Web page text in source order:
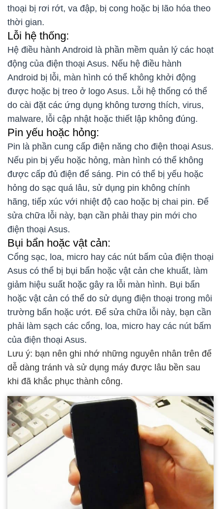
thoại bị rơi rớt, va đập, bị cong hoặc bị lão hóa theo
thời gian.
Lỗi hệ thống:
Hệ điều hành Android là phần mềm quản lý các hoạt
động của điện thoại Asus. Nếu hệ điều hành
Android bị lỗi, màn hình có thể không khởi động
được hoặc bị treo ở logo Asus. Lỗi hệ thống có thể
do cài đặt các ứng dụng không tương thích, virus,
malware, lỗi cập nhật hoặc thiết lập không đúng.
Pin yếu hoặc hỏng:
Pin là phần cung cấp điện năng cho điện thoại Asus.
Nếu pin bị yếu hoặc hỏng, màn hình có thể không
được cấp đủ điện để sáng. Pin có thể bị yếu hoặc
hỏng do sạc quá lâu, sử dụng pin không chính
hãng, tiếp xúc với nhiệt độ cao hoặc bị chai pin. Để
sửa chữa lỗi này, bạn cần phải thay pin mới cho
điện thoại Asus.
Bụi bẩn hoặc vật cản:
Cổng sạc, loa, micro hay các nút bấm của điện thoại
Asus có thể bị bụi bẩn hoặc vật cản che khuất, làm
giảm hiệu suất hoặc gây ra lỗi màn hình. Bụi bẩn
hoặc vật cản có thể do sử dụng điện thoại trong môi
trường bẩn hoặc ướt. Để sửa chữa lỗi này, bạn cần
phải làm sạch các cổng, loa, micro hay các nút bấm
của điện thoại Asus.
Lưu ý: bạn nên ghi nhớ những nguyên nhân trên để
dễ dàng tránh và sử dụng máy được lâu bền sau
khi đã khắc phục thành công.